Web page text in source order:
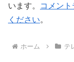
います。
コメン
ください。
ホーム テ